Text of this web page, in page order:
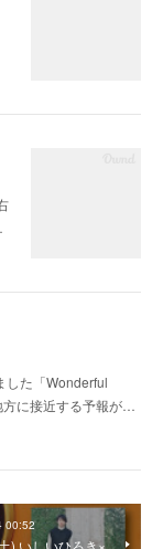
した「Wonderful
方に接近する予報が…
00:52
) いしいひろき×